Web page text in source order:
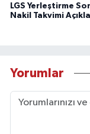
LGS Yerleştirme
Nakil Takvimi
Yorumlar